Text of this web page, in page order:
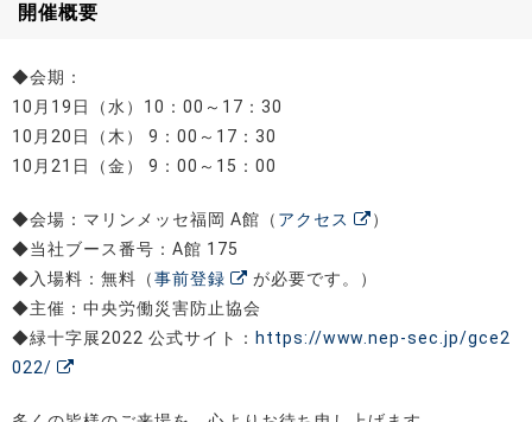
開催概要
◆会期：
10月19日（水）10：00～17：30
10月20日（木） 9：00～17：30
10月21日（金） 9：00～15：00
◆会場：マリンメッセ福岡 A館（ アクセス
）
◆当社ブース番号：A館 175
◆入場料：無料（事前登録
が必要です。）
◆主催：中央労働災害防止協会
◆緑十字展2022 公式サイト： https://www.nep-sec.jp/gce2
022/